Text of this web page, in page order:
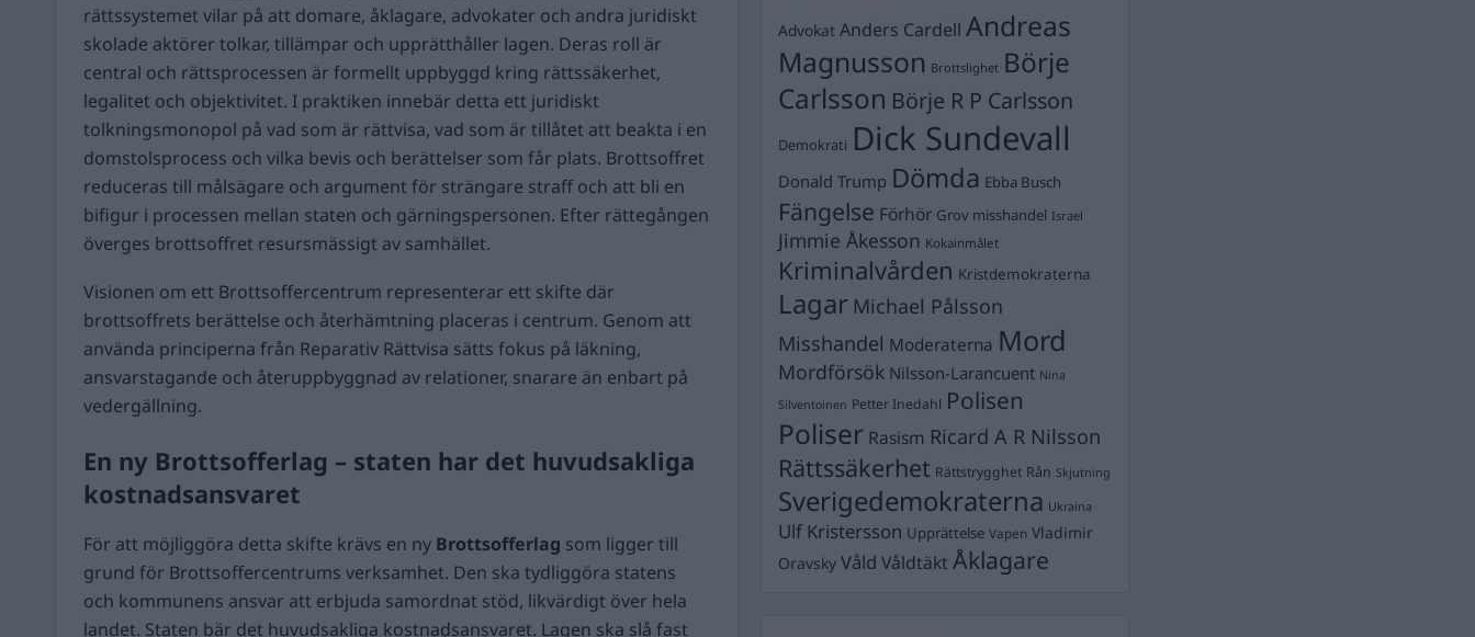
rättssystemet vilar på att domare, åklagare, advokater och andra juridiskt
skolade aktörer tolkar, tillämpar och upprätthåller lagen. Deras roll är
central och rättsprocessen är formellt uppbyggd kring rättssäkerhet,
legalitet och objektivitet. I praktiken innebär detta ett juridiskt
tolkningsmonopol på vad som är rättvisa, vad som är tillåtet att beakta i en
domstolsprocess och vilka bevis och berättelser som får plats. Brottsoffret
reduceras till målsägare och argument för strängare straff och att bli en
bifigur i processen mellan staten och gärningspersonen. Efter rättegången
överges brottsoffret resursmässigt av samhället.
Visionen om ett Brottsoffercentrum representerar ett skifte där
brottsoffrets berättelse och återhämtning placeras i centrum. Genom att
använda principerna från Reparativ Rättvisa sätts fokus på läkning,
ansvarstagande och återuppbyggnad av relationer, snarare än enbart på
vedergällning.
En ny Brottsofferlag – staten har det huvudsakliga
kostnadsansvaret
För att möjliggöra detta skifte krävs en ny Brottsofferlag som ligger till
grund för Brottsoffercentrums verksamhet. Den ska tydliggöra statens
och kommunens ansvar att erbjuda samordnat stöd, likvärdigt över hela
landet. Staten bär det huvudsakliga kostnadsansvaret. Lagen ska slå fast
Advokat Anders Cardell Andreas
Magnusson Brottslighet Börje
Carlsson Börje R P Carlsson
Demokrati Dick Sundevall
Donald Trump Dömda Ebba Busch
Fängelse Förhör Grov misshandel Israel
Jimmie Åkesson Kokainmålet
Kriminalvården Kristdemokraterna
Lagar Michael Pålsson
Misshandel Moderaterna Mord
Mordförsök Nilsson-Larancuent Nina
Silventoinen Petter Inedahl Polisen
Poliser Rasism Ricard A R Nilsson
Rättssäkerhet Rättstrygghet Rån Skjutning
Sverigedemokraterna Ukraina
Ulf Kristersson Upprättelse Vapen Vladimir
Oravsky Våld Våldtäkt Åklagare